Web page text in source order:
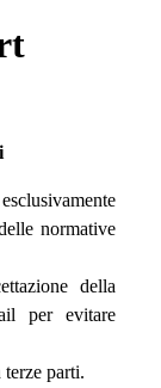
normative
della
per evitare
parti.